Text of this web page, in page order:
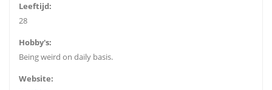
Leeftijd:
28
Hobby's:
Being weird on daily basis.
Website: